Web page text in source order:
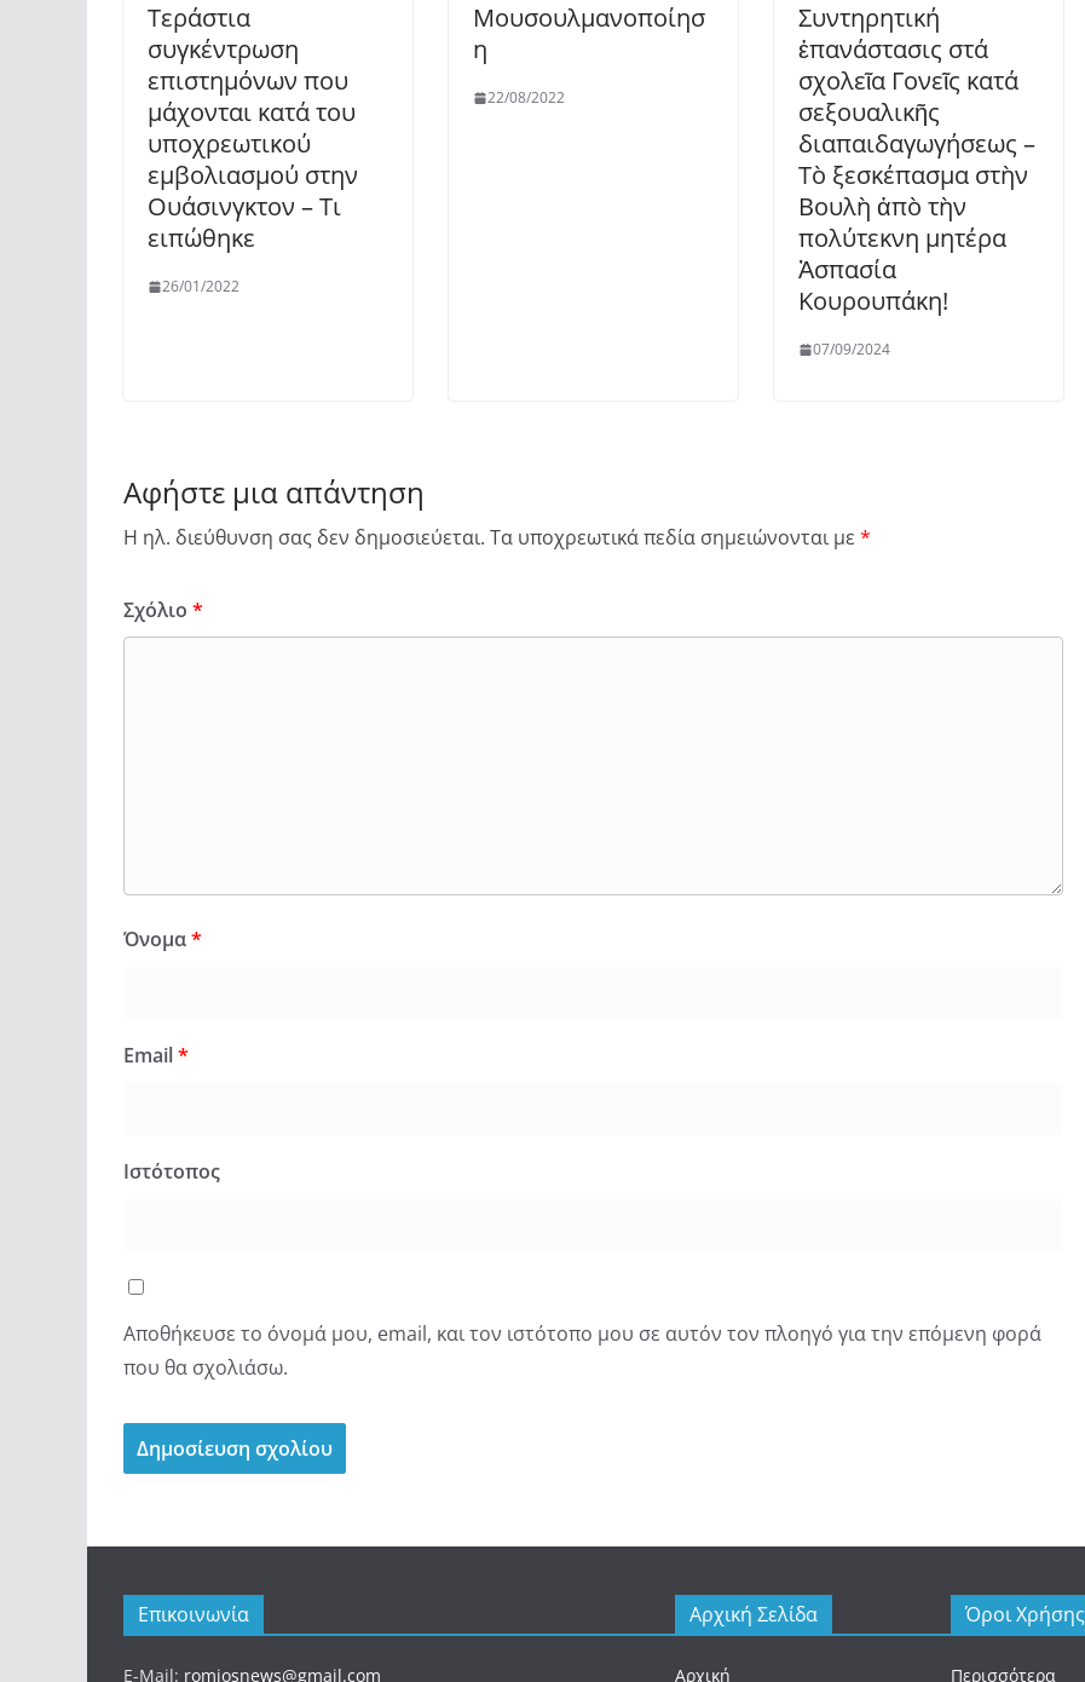
Τεράστια
συγκέντρωση
επιστημόνων που
μάχονται κατά του
υποχρεωτικού
εμβολιασμού στην
Ουάσινγκτον – Τι
ειπώθηκε
26/01/2022
Μουσουλμανοποίησ
η
22/08/2022
Συντηρητική
ἐπανάστασις στά
σχολεῖα Γονεῖς κατά
σεξουαλικῆς
διαπαιδαγωγήσεως –
Τὸ ξεσκέπασμα στὴν
Βουλὴ ἀπὸ τὴν
πολύτεκνη μητέρα
Ἀσπασία
Κουρουπάκη!
07/09/2024
Αφήστε μια απάντηση
Η ηλ. διεύθυνση σας δεν δημοσιεύεται. Τα υποχρεωτικά πεδία σημειώνονται με *
Σχόλιο *
Όνομα*
Email*
Ιστότοπος
Αποθήκευσε το όνομά μου, email, και τον ιστότοπο μου σε αυτόν τον πλοηγό για την επόμενη φορά
που θα σχολιάσω.
Επικοινωνία
E-Mail: romiosnews@gmail.com
Αρχική Σελίδα
Αρχική
Όροι Χρήσης
Περισσότερα